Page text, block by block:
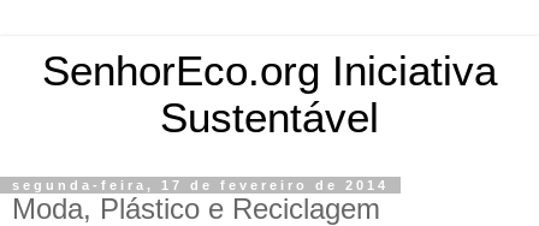
SenhorEco.org Iniciativa
Sustentável
segunda-feira, 17 de fevereiro de 2014
Moda, Plástico e Reciclagem